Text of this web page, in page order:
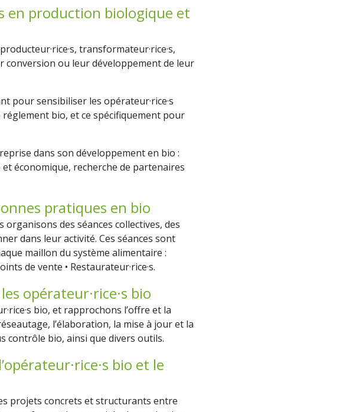
en production biologique et
transformateur·rice·s,
conversion ou leur développement de leur
pour sensibiliser les opérateur·rice·s
bio, et ce spécifiquement pour
dans son développement en bio :
économique, recherche de partenaires
pratiques en bio
organisons des séances collectives, des
dans leur activité. Ces séances sont
maillon du système alimentaire :
de vente • Restaurateur·rice·s.
opérateur·rice·s bio
bio, et rapprochons l’offre et la
l’élaboration, la mise à jour et la
contrôle bio, ainsi que divers outils.
bio et le
projets concrets et structurants entre